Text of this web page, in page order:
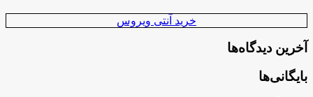
خرید آنتی ویروس
آخرین دیدگاه‌ها
بایگانی‌ها